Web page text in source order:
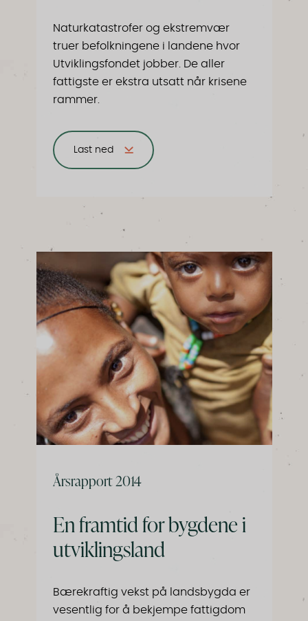
Naturkatastrofer og ekstremvær
truer befolkningene i landene hvor
Utviklingsfondet jobber. De aller
fattigste er ekstra utsatt når krisene
rammer.
Last ned
Årsrapport 2014
En framtid for bygdene i
utviklingsland
Bærekraftig vekst på landsbygda er
vesentlig for å bekjempe fattigdom